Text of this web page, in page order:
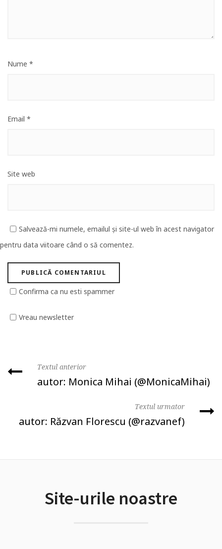
Nume *
Email *
Site web
Salvează-mi numele, emailul și site-ul web în acest navigator
pentru data viitoare când o să comentez.
Confirma ca nu esti spammer
Vreau newsletter
Textul anterior
autor: Monica Mihai (@MonicaMihai)
Textul urmator
autor: Răzvan Florescu (@razvanef)
Site-urile noastre